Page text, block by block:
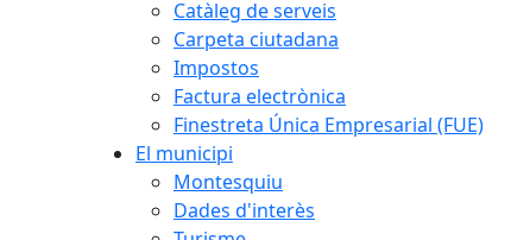
Catàleg de serveis
Carpeta ciutadana
Impostos
Factura electrònica
Finestreta Única Empresarial (FUE)
El municipi
Montesquiu
Dades d'interès